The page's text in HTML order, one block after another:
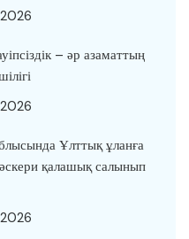
– әр азаматтың
Ұлттық ұланға
қалашық салынып